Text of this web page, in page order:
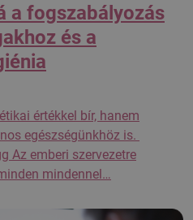
a fogszabályozás
és a
értékkel bír, hanem
egészségünkhöz is.
Az emberi szervezetre
mindennel…